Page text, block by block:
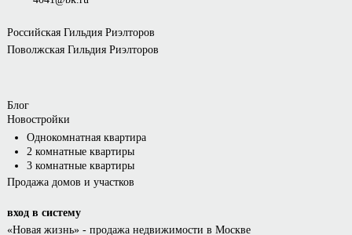
Российская Гильдия Риэлторов
Поволжская Гильдия Риэлторов
Блог
Новостройки
Однокомнатная квартира
2 комнатные квартиры
3 комнатные квартиры
Продажа домов и участков
вход в систему
«Новая жизнь»- продажа недвижимости в Москве